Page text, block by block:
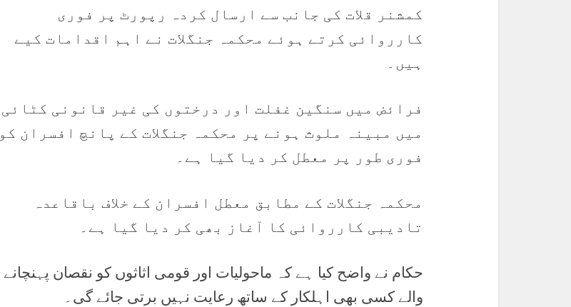
کمشنر قلات کی جانب سے ارسال کردہ رپورٹ پر فوری
کارروائی کرتے ہوئے محکمہ جنگلات نے اہم اقدامات کیے
ہیں۔
فرائض میں سنگین غفلت اور درختوں کی غیر قانونی کٹائی
میں مبینہ ملوث ہونے پر محکمہ جنگلات کے پانچ افسران کو
فوری طور پر معطل کر دیا گیا ہے۔
محکمہ جنگلات کے مطابق معطل افسران کے خلاف باقاعدہ
تادیبی کارروائی کا آغاز بھی کر دیا گیا ہے۔
حکام نے واضح کیا ہے کہ ماحولیات اور قومی اثاثوں کو نقصان پہنچانے
والے کسی بھی اہلکار کے ساتھ رعایت نہیں برتی جائے گی۔